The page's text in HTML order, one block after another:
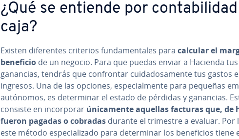
¿Qué se entiende por
caja?
Existen di­fe­re­n­tes criterios fu­n­da­me­n­ta­les para calcular el
beneficio de un negocio. Para que puedas enviar a Hacienda tus
ganancias, tendrás que co­n­fro­n­tar cui­da­do­sa­me­n­te tus gastos e
ingresos. Una de las opciones, es­pe­cia­l­me­n­te para pequeñas
autónomos, es de­te­r­mi­nar el estado de pérdidas y ganancias.
consiste en in­co­r­po­rar úni­ca­me­n­te aquellas facturas que, de
fueron pagadas o cobradas durante el trimestre a evaluar. Por
este método es­pe­cia­li­za­do para de­te­r­mi­nar los be­ne­fi­cios tiene